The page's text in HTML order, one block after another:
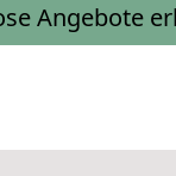
Angebote